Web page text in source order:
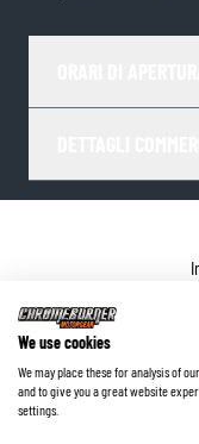
©2026
We use cookies
We may place these for analysis of
and to give you a great website
settings.